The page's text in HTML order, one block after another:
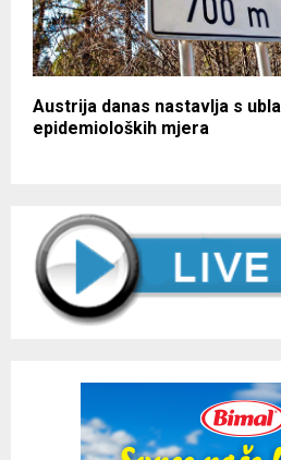
Austrija danas nastavlja s
epidemioloških mjera